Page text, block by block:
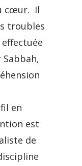
cœur. Il
troubles
en
est
de